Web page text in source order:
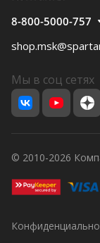
8-800-5000-757
Мы в соц сетях
© 2010-2026